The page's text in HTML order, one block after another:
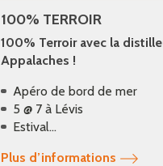
100% TERROIR
100% Terroir avec la
Appalaches !
Apéro de bord de mer
5 @ 7 à Lévis
Estival...
Plus d’informations